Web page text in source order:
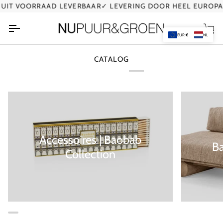
Ga
inhoud
VOORRAAD LEVERBAAR✓ LEVERING DOOR HEEL EUROPA
CATALOG
Accessoires | Baobab
Collection
EUR € NL